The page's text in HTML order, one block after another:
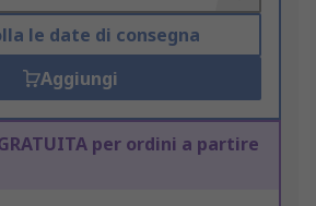
le date di consegna
Aggiungi
per ordini a partire